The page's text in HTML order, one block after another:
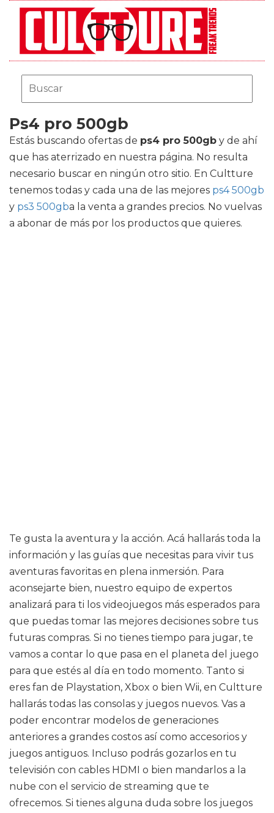
Ps4 pro 500gb
Estás buscando ofertas de ps4 pro 500gb y de ahí
que has aterrizado en nuestra página. No resulta
necesario buscar en ningún otro sitio. En Cultture
tenemos todas y cada una de las mejores ps4 500gb
y ps3 500gba la venta a grandes precios. No vuelvas
a abonar de más por los productos que quieres.
Te gusta la aventura y la acción. Acá hallarás toda la
información y las guías que necesitas para vivir tus
aventuras favoritas en plena inmersión. Para
aconsejarte bien, nuestro equipo de expertos
analizará para ti los videojuegos más esperados para
que puedas tomar las mejores decisiones sobre tus
futuras compras. Si no tienes tiempo para jugar, te
vamos a contar lo que pasa en el planeta del juego
para que estés al día en todo momento. Tanto si
eres fan de Playstation, Xbox o bien Wii, en Cultture
hallarás todas las consolas y juegos nuevos. Vas a
poder encontrar modelos de generaciones
anteriores a grandes costos así como accesorios y
juegos antiguos. Incluso podrás gozarlos en tu
televisión con cables HDMI o bien mandarlos a la
nube con el servicio de streaming que te
ofrecemos. Si tienes alguna duda sobre los juegos